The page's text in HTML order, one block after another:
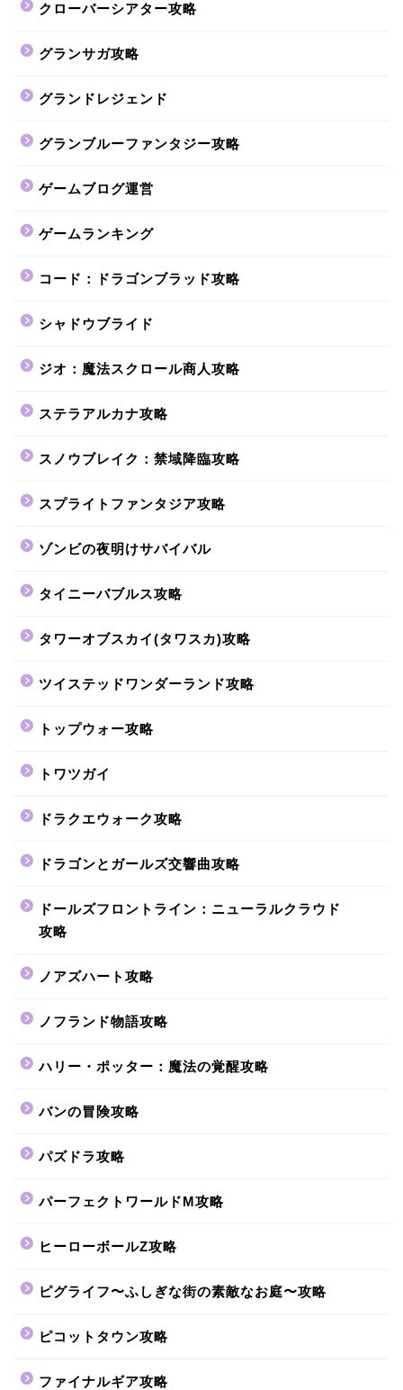
クローバーシアター攻略
グランサガ攻略
グランドレジェンド
グランブルーファンタジー攻略
ゲームブログ運営
ゲームランキング
コード：ドラゴンブラッド攻略
シャドウブライド
ジオ：魔法スクロール商人攻略
ステラアルカナ攻略
スノウブレイク：禁域降臨攻略
スプライトファンタジア攻略
ゾンビの夜明けサバイバル
タイニーバブルス攻略
タワーオブスカイ(タワスカ)攻略
ツイステッドワンダーランド攻略
トップウォー攻略
トワツガイ
ドラクエウォーク攻略
ドラゴンとガールズ交響曲攻略
ドールズフロントライン：ニューラルクラウド
攻略
ノアズハート攻略
ノフランド物語攻略
ハリー・ポッター：魔法の覚醒攻略
バンの冒険攻略
パズドラ攻略
パーフェクトワールドM攻略
ヒーローボールZ攻略
ピグライフ〜ふしぎな街の素敵なお庭〜攻略
ピコットタウン攻略
ファイナルギア攻略